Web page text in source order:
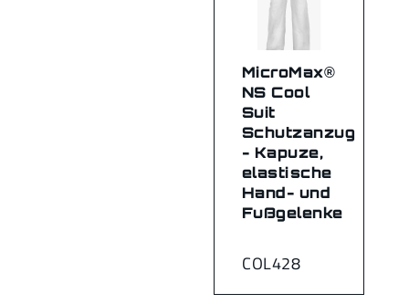
COL428
MicroMax®
NS Cool
Suit
Schutzanzug
- Kapuze,
elastische
Hand- und
Fußgelenke